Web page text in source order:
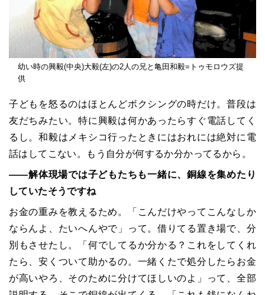
幼い時の興毅(中央)大毅(左)の2人の兄と亀田和毅=トゥモロウズ提
供
子どもを怒るのはほとんどボクシングの時だけ。普段は
友だちみたい。特に興毅は何かあったらすぐ電話してく
るし。和毅はメキシコ行ったときにはおれには絶対に電
話はしてこない。もう自分が何するか分かってるから。
――解体現場では子どもたちも一緒に、銅線を集めたり
していたそうですね
お金の重みを教えるため。「こんだけやってこんなしか
ならんよ、たいへんやで」って。借りてる置き場で、分
別もさせたし。「何でしてるか分かる？これをしてくれ
たら、安くついて助かるの。一緒くたで処分したらお金
が高いやろ、そのために分けてほしいのよ」って、全部